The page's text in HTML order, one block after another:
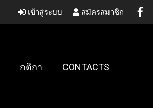
เข้าสู่ระบบ สมัครสมาชิก
กติกา CONTACTS